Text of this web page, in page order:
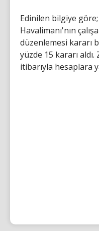
Edinilen bilgiye
Havalimanı'nın
düzenlemesi kararı
yüzde 15 kararı aldı.
itibarıyla hesaplara